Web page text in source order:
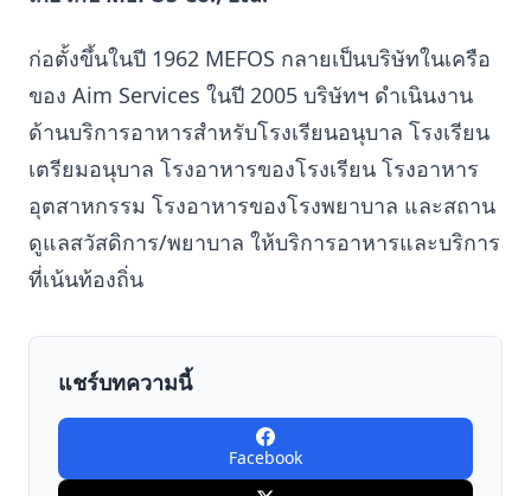
ก่อตั้งขึ้นในปี 1962 MEFOS กลายเป็นบริษัทในเครือ
ของ Aim Services ในปี 2005 บริษัทฯ ดำเนินงาน
ด้านบริการอาหารสำหรับโรงเรียนอนุบาล โรงเรียน
เตรียมอนุบาล โรงอาหารของโรงเรียน โรงอาหาร
อุตสาหกรรม โรงอาหารของโรงพยาบาล และสถาน
ดูแลสวัสดิการ/พยาบาล ให้บริการอาหารและบริการ
ที่เน้นท้องถิ่น
แชร์บทความนี้
Facebook